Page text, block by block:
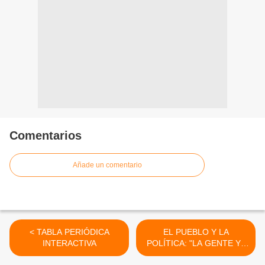
Comentarios
Añade un comentario
< TABLA PERIÓDICA
INTERACTIVA
EL PUEBLO Y LA
POLÍTICA: "LA GENTE YA
NO COME CUENTOS" >